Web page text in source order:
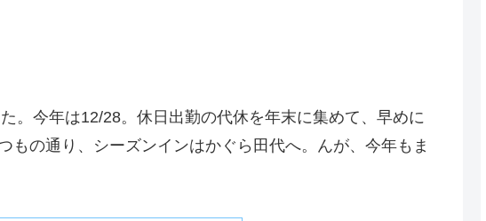
。今年は12/28。休日出勤の代休を年末に集めて、早めに
もの通り、シーズンインはかぐら田代へ。んが、今年もま